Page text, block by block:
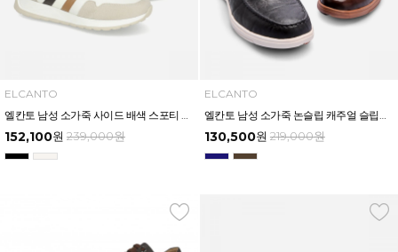
ELCANTO
152,100원 239,000원
ELCANTO
130,500원 219,000원